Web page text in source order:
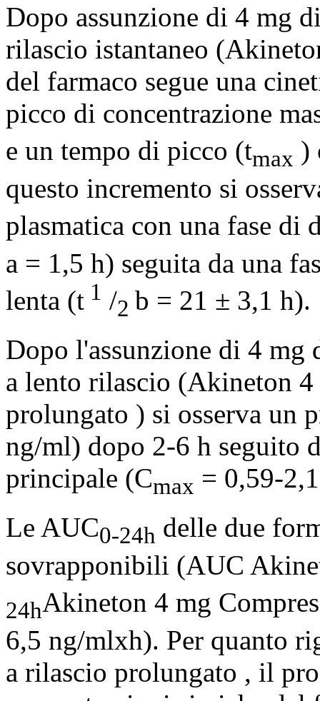
Dopo assunzione di 4 mg
rilascio istantaneo
del farmaco segue una
picco di concentrazione
e un tempo di picco (tmax )
questo incremento si
plasmatica con una fase
a = 1,5 h) seguita da una
lenta (t 1 /2 b = 21 ± 3,1 h).
Dopo l'assunzione di 4
a lento rilascio (Akineton 4
prolungato ) si osserva un
ng/ml) dopo 2-6 h seguito
principale (Cmax = 0,59-
Le AUC0-24h delle due
sovrapponibili (AUC
24hAkineton 4 mg
6,5 ng/mlxh). Per quanto
a rilascio prolungato , il